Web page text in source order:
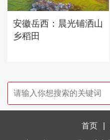
安徽岳西：晨光铺洒山
乡稻田
首页